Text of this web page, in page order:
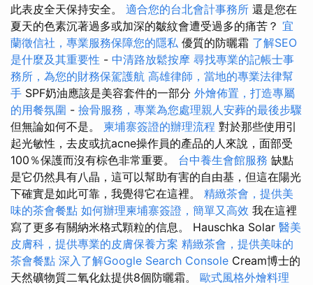
此表皮全天保持安全。 適合您的台北會計事務所 還是您在
夏天的色素沉著過多或加深的皺紋會遭受過多的痛苦？ 宜
蘭徵信社，專業服務保障您的隱私 優質的防曬霜 了解SEO
是什麼及其重要性 - 中清路放鬆按摩 尋找專業的記帳士事
務所，為您的財務保駕護航 高雄律師，當地的專業法律幫
手 SPF奶油應該是美容套件的一部分 外燴佈置，打造專屬
的用餐氛圍 - 撿骨服務，專業為您處理親人安葬的最後步驟
但無論如何不是。 柬埔寨簽證的辦理流程 對於那些使用引
起光敏性，去皮或抗acne操作員的產品的人來說，面部受
100％保護而沒有棕色非常重要。 台中養生會館服務 缺點
是它仍然具有八晶，這可以幫助有害的自由基，但這在陽光
下確實是如此可靠，我覺得它在這裡。 精緻茶會，提供美
味的茶會餐點 如何辦理柬埔寨簽證，簡單又高效 我在這裡
寫了更多有關納米格式顆粒的信息。 Hauschka Solar 醫美
皮膚科，提供專業的皮膚保養方案 精緻茶會，提供美味的
茶會餐點 深入了解Google Search Console Cream博士的
天然礦物質二氧化鈦提供8個防曬霜。 歐式風格外燴料理